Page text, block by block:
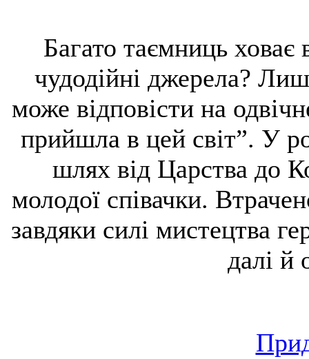
Багато таємниць
чудодійні джерела?
може відповісти на
прийшла в цей світ”. У
шлях від Царства до
молодої співачки.
завдяки силі мистецтва
далі й